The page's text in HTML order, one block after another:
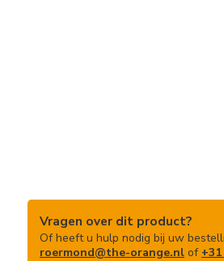
Vragen over dit product?
Of heeft u hulp nodig bij uw
roermond@the-orange.nl of